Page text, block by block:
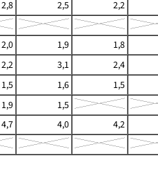
2,8 2,5
2,2
2,0 1,9
1,8
2,2 3,1
2,4
1,5 1,6
1,5
1,9
1,5
4,7 4,0
4,2